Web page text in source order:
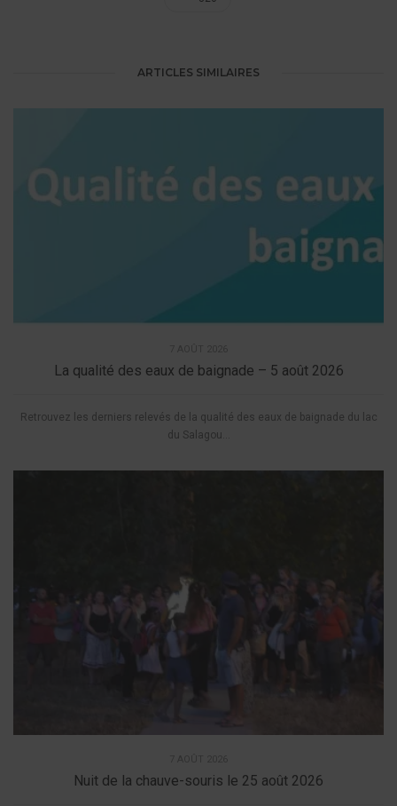
ARTICLES SIMILAIRES
La qualité des eaux de baignade – 5 août 2026
Retrouvez les derniers relevés de la qualité des eaux de baignade du lac
du Salagou...
Nuit de la chauve-souris le 25 août 2026